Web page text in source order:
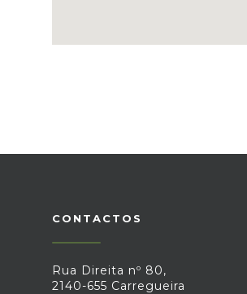
CONTACTOS
Rua Direita nº 80,
2140-655 Carregueira